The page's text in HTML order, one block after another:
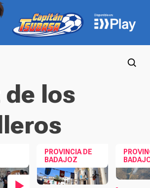
los
PROVINCIA DE
BADAJOZ